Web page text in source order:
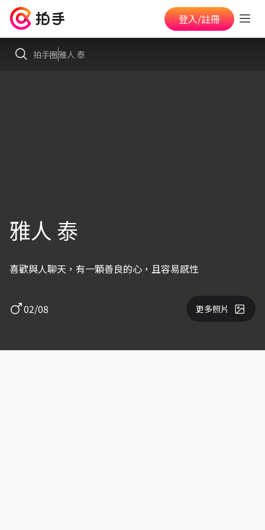
登入/註冊
拍手圈雅人 泰
雅人 泰
喜歡與人聊天，有一顆善良的心，且容易感性
02/08 更多照片